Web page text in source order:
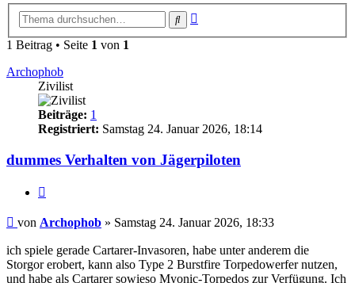
Suche
1 Beitrag • Seite 1 von 1
Archophob
Zivilist
Beiträge: 1
Registriert: Samstag 24. Januar 2026, 18:14
dummes Verhalten von Jägerpiloten
Beitrag
von Archophob » Samstag 24. Januar 2026, 18:33
ich spiele gerade Cartarer-Invasoren, habe unter anderem die
Storgor erobert, kann also Type 2 Burstfire Torpedowerfer nutzen,
und habe als Cartarer sowieso Myonic-Torpedos zur Verfügung. Ich